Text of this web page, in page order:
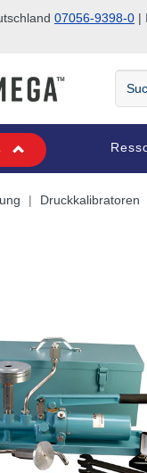
07056-9398-0 |
Suche
Druckkalibratoren